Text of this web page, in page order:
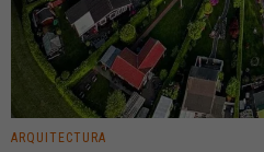
ARQUITECTURA